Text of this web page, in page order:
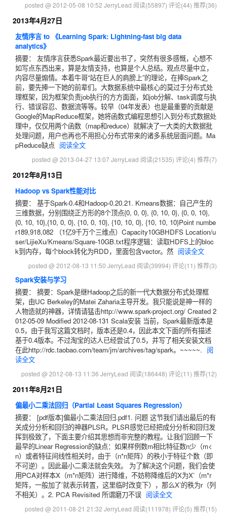
posted @ 2012-05-08 10:52 JerryLead 阅读(55897) 评论(44) 推荐(36)
2013年4月27日
友情序言 to 《Learning Spark: Lightning-fast big data
analytics》
摘要： 友情序言获悉Spark最近要出书了，突然有很多感慨，心想不
如写点东西出来，算是友情支持，也算是个人总结。观点尽量中立，
内容尽量煽情。本着牛哥“站在巨人的肩膀上”的理论，在捧Spark之
前，要先捧一下她的前辈们。大数据系统中最核心的莫过于分布式处
理框架，因为框架负责job执行的方方面面，如job分解、task调度与执
行、错误容忍、数据流等等。较早（04年发表）也是最重要的贡献是
Google的MapReduce框架，她将函数式编程思想引入到分布式数据处
理中，仅仅用两个函数（map和reduce）就解决了一大类的大数据批
处理问题，用户也再也不用担心分布式带来的诸多系统层面问题。Ma
pReduce缺点 阅读全文
posted @ 2013-04-27 13:07 JerryLead 阅读(21535) 评论(4) 推荐(7)
2012年8月13日
Hadoop vs Spark性能对比
摘要： 基于Spark-0.4和Hadoop-0.20.21. Kmeans数据：自己产生的
三维数据，分别围绕正方形的8个顶点{0, 0, 0}, {0, 10, 0}, {0, 0, 10},
{0, 10, 10},{10, 0, 0}, {10, 0, 10}, {10, 10, 0}, {10, 10, 10}Point numbe
r189,918,082 （1亿9千万个三维点）Capacity10GBHDFS Location/u
ser/LijieXu/Kmeans/Square-10GB.txt程序逻辑：读取HDFS上的bloc
k到内存，每个block转化为RDD，里面包含vector。然 阅读全文
posted @ 2012-08-13 11:50 JerryLead 阅读(39994) 评论(11) 推荐(3)
Spark安装与学习
摘要： 摘要：Spark是继Hadoop之后的新一代大数据分布式处理框
架，由UC Berkeley的Matei Zaharia主导开发。我只能说是神一样的
人物造就的神器，详情请猛击http://www.spark-project.org/ Created 2
012-05-09 Modified 2012-08-131 Scala安装 当前，Spark最新版本是
0.5，由于我写这篇文档时，版本还是0.4，因此本文下面的所有描述
基于0.4版本。不过淘宝的达人已经尝试了0.5，并写了相关安装文档
在此http://rdc.taobao.com/team/jm/archives/tag/spark。~~~~~. 阅
读全文
posted @ 2012-08-13 11:36 JerryLead 阅读(186448) 评论(11) 推荐(12)
2011年8月21日
偏最小二乘法回归（Partial Least Squares Regression）
摘要： [pdf版本]偏最小二乘法回归.pdf1. 问题 这节我们请出最后的有
关成分分析和回归的神器PLSR。PLSR感觉已经把成分分析和回归发
挥到极致了，下面主要介绍其思想而非完整的教程。让我们回顾一下
最早的Linear Regression的缺点：如果样例数m相比特征数n少（m<
n）或者特征间线性相关时，由于（n*n矩阵）的秩小于特征个数（即
不可逆）。因此最小二乘法就会失效。 为了解决这个问题，我们会使
用PCA对样本X（m*n矩阵）进行降维，不妨称降维后的X为X’（m*r
矩阵，一般加了’就表示转置，这里临时改变下），那么X’的秩为r（列
不相关）。2. PCA Revisited 所谓磨刀不误 阅读全文
posted @ 2011-08-21 21:32 JerryLead 阅读(111978) 评论(5) 推荐(15)